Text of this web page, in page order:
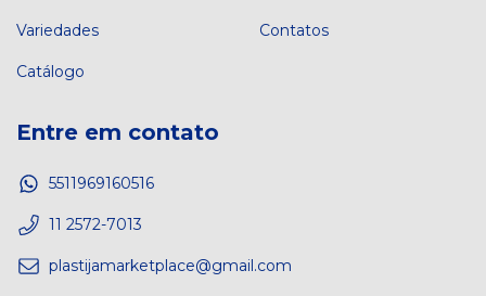
Variedades
Catálogo
Contatos
Entre em contato
5511969160516
11 2572-7013
plastijamarketplace@gmail.com